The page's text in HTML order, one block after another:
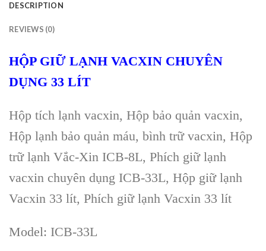
DESCRIPTION
REVIEWS (0)
HỘP GIỮ LẠNH VACXIN CHUYÊN
DỤNG 33 LÍT
Hộp tích lạnh vacxin, Hộp bảo quản vacxin,
Hộp lạnh bảo quản máu, bình trữ vacxin, Hộp
trữ lạnh Vắc-Xin ICB-8L, Phích giữ lạnh
vacxin chuyên dụng ICB-33L, Hộp giữ lạnh
Vacxin 33 lít, Phích giữ lạnh Vacxin 33 lít
Model: ICB-33L